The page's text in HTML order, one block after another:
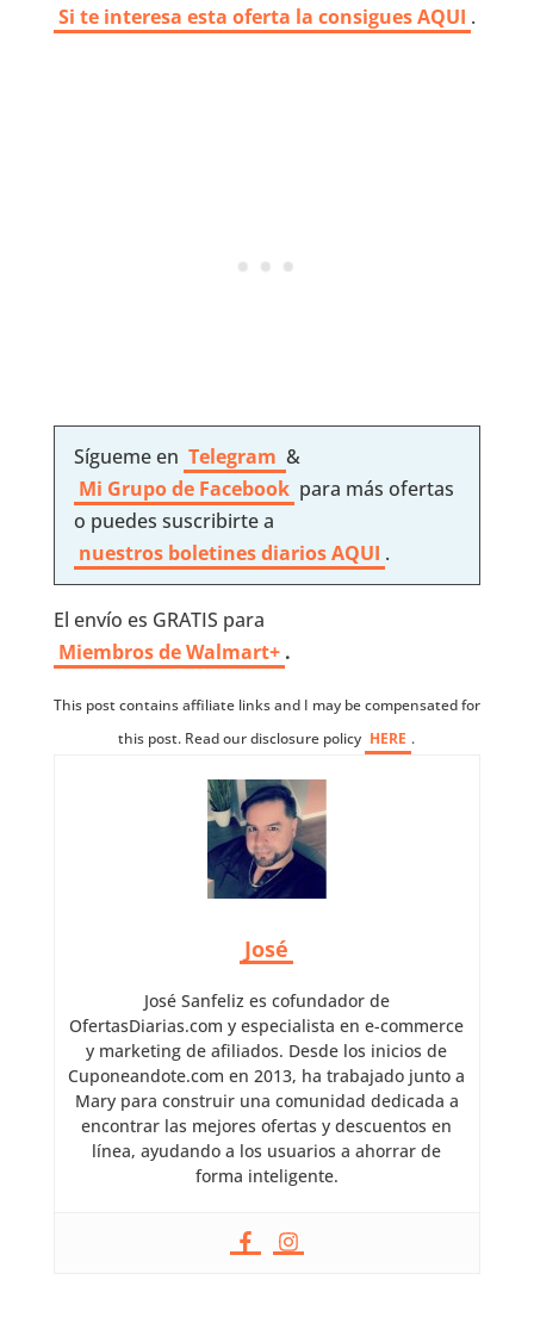
Si te interesa esta oferta la consigues AQUI .
Sígueme en Telegram &
Mi Grupo de Facebook para más ofertas
o puedes suscribirte a
nuestros boletines diarios AQUI .
El envío es GRATIS para
Miembros de Walmart+ .
This post contains affiliate links and I may be compensated for
this post. Read our disclosure policy HERE .
José
José Sanfeliz es cofundador de
OfertasDiarias.com y especialista en e-commerce
y marketing de afiliados. Desde los inicios de
Cuponeandote.com en 2013, ha trabajado junto a
Mary para construir una comunidad dedicada a
encontrar las mejores ofertas y descuentos en
línea, ayudando a los usuarios a ahorrar de
forma inteligente.